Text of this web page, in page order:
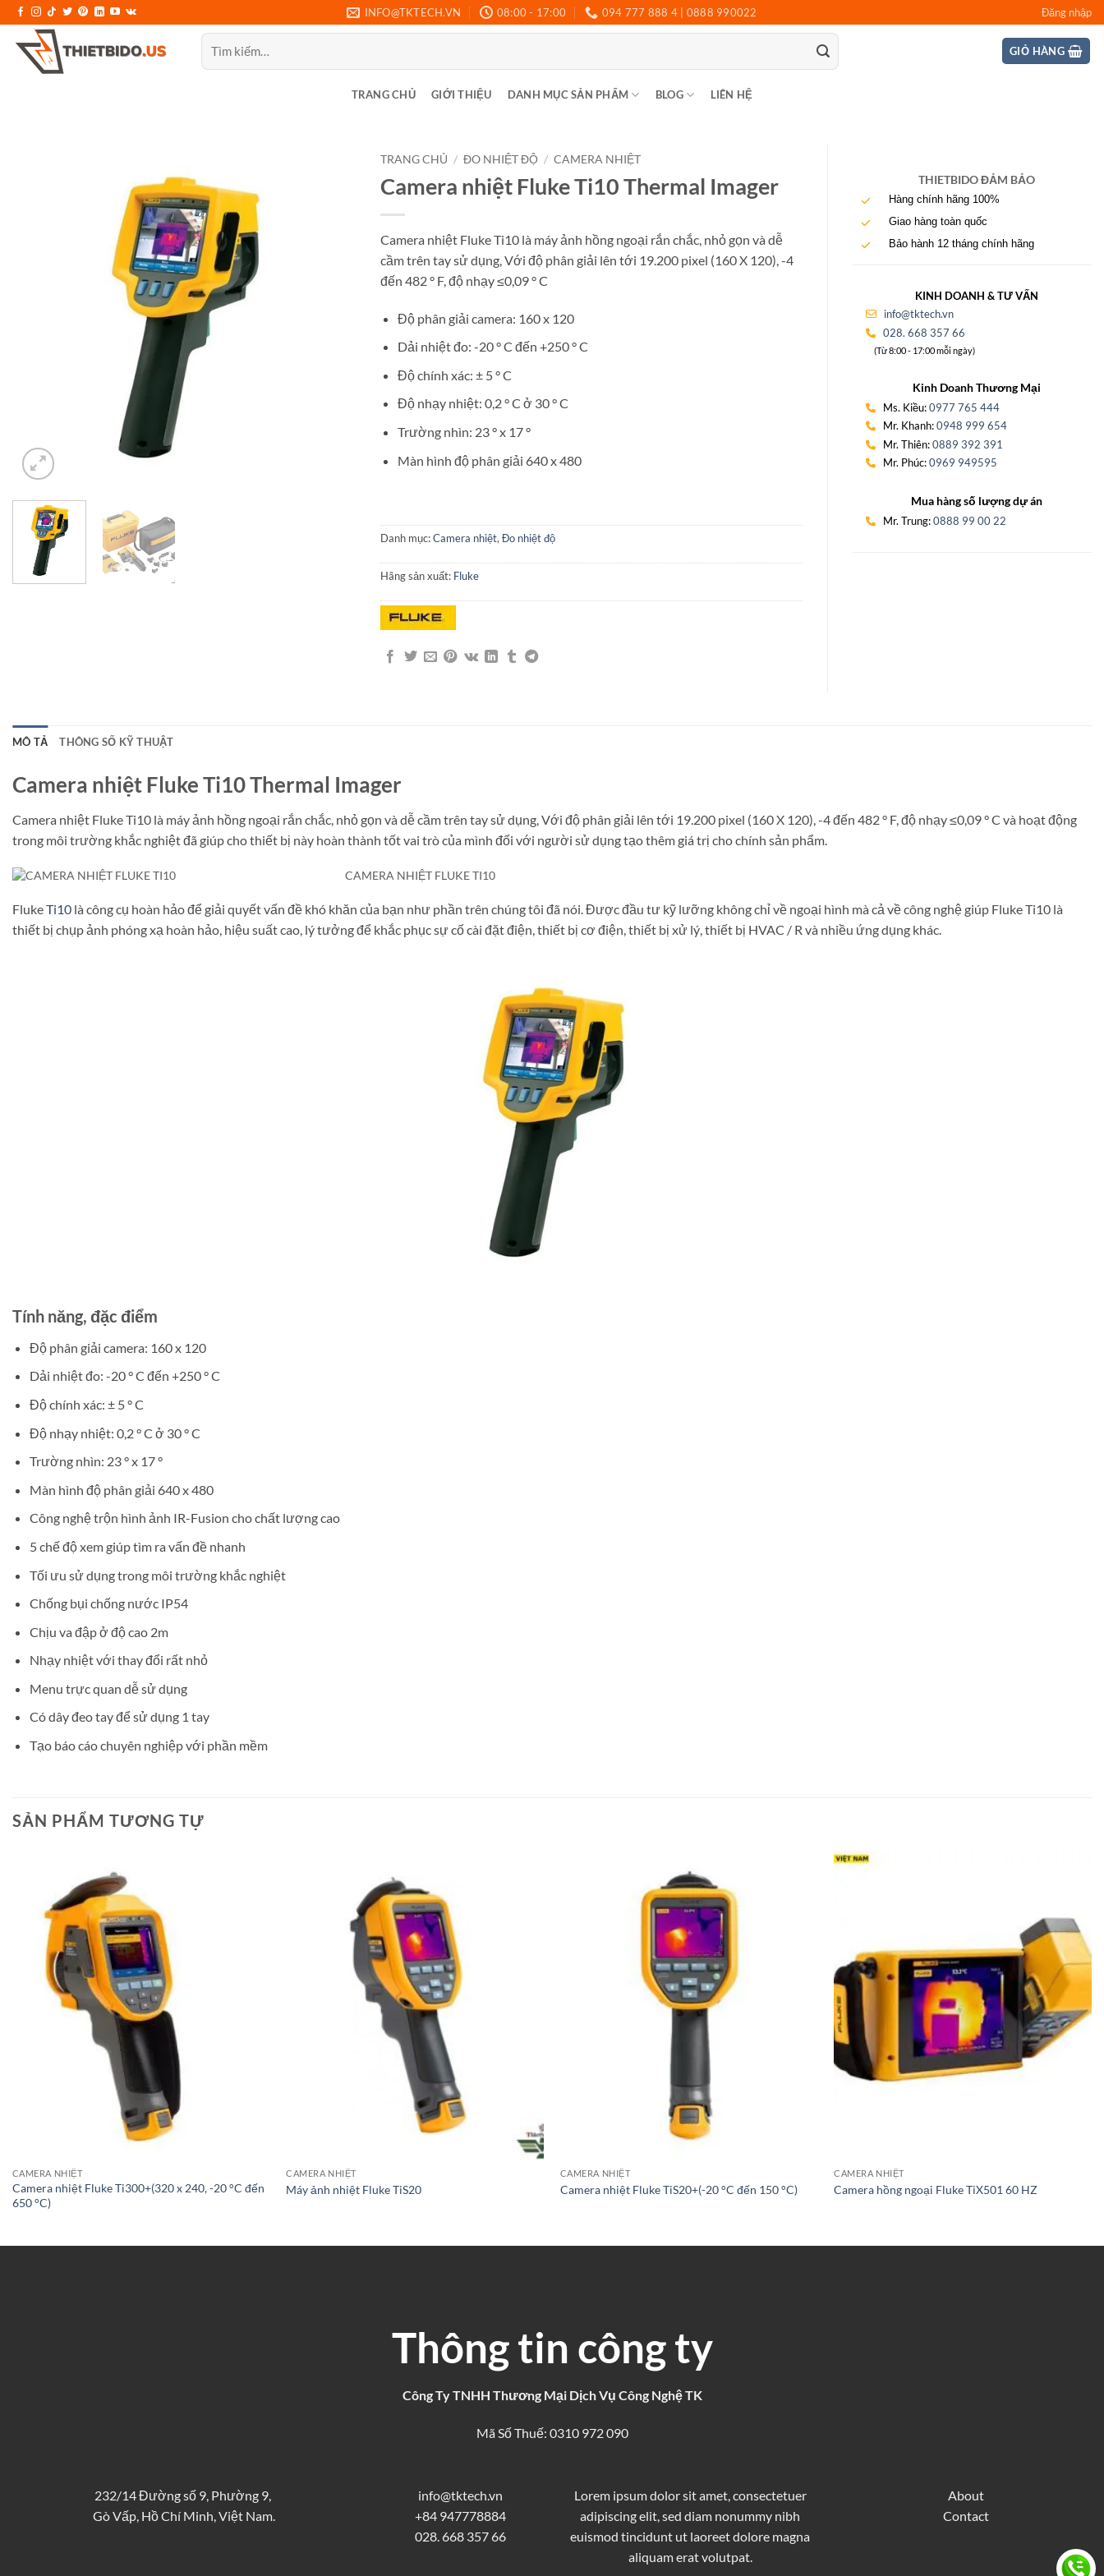
qua
nội
INFO@TKTECH.VN 08:00 - 17:00 094 777 888 4 | 0888 990022 Đăng nhập
Tìm
kiếm:
GIỎ HÀNG
TRANG CHỦ GIỚI THIỆU DANH MỤC SẢN PHẨM BLOG LIÊN HỆ
TRANG CHỦ / ĐO NHIỆT ĐỘ / CAMERA NHIỆT
Camera nhiệt Fluke Ti10 Thermal Imager
Camera nhiệt Fluke Ti10 là máy ảnh hồng ngoại rắn chắc, nhỏ gọn và dễ
cầm trên tay sử dụng, Với độ phân giải lên tới 19.200 pixel (160 X 120), -4
đến 482 ° F, độ nhạy ≤0,09 ° C
Độ phân giải camera: 160 x 120
Dải nhiệt đo: -20 ° C đến +250 ° C
Độ chính xác: ± 5 ° C
Độ nhạy nhiệt: 0,2 ° C ở 30 ° C
Trường nhìn: 23 ° x 17 °
Màn hình độ phân giải 640 x 480
Danh mục:Camera nhiệt, Đo nhiệt độ
Hãng sản xuất: Fluke
THIETBIDO ĐẢM BẢO
Hàng chính hãng 100%
Giao hàng toàn quốc
Bảo hành 12 tháng chính hãng
KINH DOANH & TƯ VẤN
info@tktech.vn
028. 668 357 66
(Từ 8:00 - 17:00 mỗi ngày)
Kinh Doanh Thương Mại
Ms. Kiều:0977 765 444
Mr. Khanh:0948 999 654
Mr. Thiên:0889 392 391
Mr. Phúc:0969 949595
Mua hàng số lượng dự án
Mr. Trung:0888 99 00 22
MÔ TẢ THÔNG SỐ KỸ THUẬT
Camera nhiệt Fluke Ti10 Thermal Imager
Camera nhiệt Fluke Ti10 là máy ảnh hồng ngoại rắn chắc, nhỏ gọn và dễ cầm trên tay sử dụng, Với độ phân giải lên tới 19.200 pixel (160 X 120), -4 đến 482 ° F, độ nhạy ≤0,09 ° C và hoạt động
trong môi trường khắc nghiệt đã giúp cho thiết bị này hoàn thành tốt vai trò của mình đối với người sử dụng tạo thêm giá trị cho chính sản phẩm.
CAMERA NHIỆT FLUKE TI10
FlukeTi10 là công cụ hoàn hảo để giải quyết vấn đề khó khăn của bạn như phần trên chúng tôi đã nói. Được đầu tư kỹ lưỡng không chỉ về ngoại hình mà cả về công nghệ giúp Fluke Ti10 là
thiết bị chụp ảnh phóng xạ hoàn hảo, hiệu suất cao, lý tưởng để khắc phục sự cố cài đặt điện, thiết bị cơ điện, thiết bị xử lý, thiết bị HVAC / R và nhiều ứng dụng khác.
Tính năng, đặc điểm
Độ phân giải camera: 160 x 120
Dải nhiệt đo: -20 ° C đến +250 ° C
Độ chính xác: ± 5 ° C
Độ nhạy nhiệt: 0,2 ° C ở 30 ° C
Trường nhìn: 23 ° x 17 °
Màn hình độ phân giải 640 x 480
Công nghệ trộn hình ảnh IR-Fusion cho chất lượng cao
5 chế độ xem giúp tìm ra vấn đề nhanh
Tối ưu sử dụng trong môi trường khắc nghiệt
Chống bụi chống nước IP54
Chịu va đập ở độ cao 2m
Nhạy nhiệt với thay đổi rất nhỏ
Menu trực quan dễ sử dụng
Có dây đeo tay để sử dụng 1 tay
Tạo báo cáo chuyên nghiệp với phần mềm
SẢN PHẨM TƯƠNG TỰ
CAMERA NHIỆT
Camera nhiệt Fluke Ti300+(320 x 240, -20 °C đến
650 °C)
CAMERA NHIỆT
Máy ảnh nhiệt Fluke TiS20
CAMERA NHIỆT
Camera nhiệt Fluke TiS20+(-20 °C đến 150 °C)
CAMERA NHIỆT
Camera hồng ngoại Fluke TiX501 60 HZ
Thông tin công ty
Công Ty TNHH Thương Mại Dịch Vụ Công Nghệ TK
Mã Số Thuế: 0310 972 090
232/14 Đường số 9, Phường 9,
Gò Vấp, Hồ Chí Minh, Việt Nam.
info@tktech.vn
+84 947778884
028. 668 357 66
Lorem ipsum dolor sit amet, consectetuer
adipiscing elit, sed diam nonummy nibh
euismod tincidunt ut laoreet dolore magna
aliquam erat volutpat.
About
Contact